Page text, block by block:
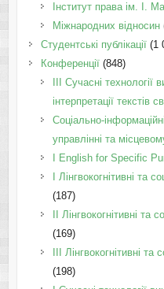
Інститут права ім. І.
Міжнародних відносин
Студентські публікації(1
Конференції(848)
III Сучасні технології
інтерпретації текстів
Соціально-
управлінні та
І English for Specific
I Лінгвокогнітивні та
(187)
IІ Лінгвокогнітивні та
(169)
IІI Лінгвокогнітивні та
(198)